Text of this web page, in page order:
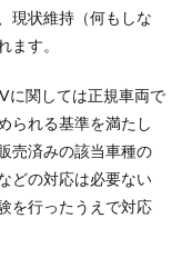
現状維持（何もしな
ます。
に関しては正規車両で
られる基準を満たし
売済みの該当車種の
どの対応は必要ない
を行ったうえで対応